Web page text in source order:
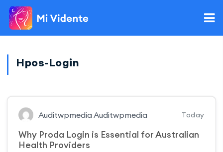
Hpos-Login
Auditwpmedia Auditwpmedia Today
Why Proda Login is Essential for Australian
Health Providers